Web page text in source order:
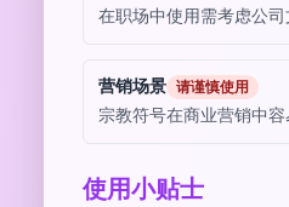
在职场中使用需考虑公
营销场景 请谨慎使用
宗教符号在商业营销中
使用小贴士